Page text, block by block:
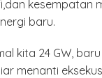
kesempatan
baru.
kita 24 GW,
menanti